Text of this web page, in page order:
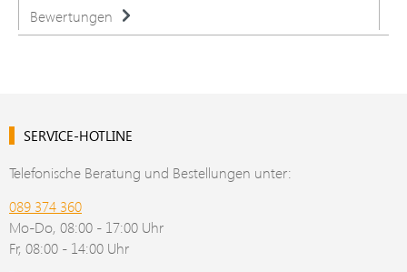
Bewertungen
SERVICE-HOTLINE
Telefonische Beratung und Bestellungen unter:
089 374 360
Mo-Do, 08:00 - 17:00 Uhr
Fr, 08:00 - 14:00 Uhr